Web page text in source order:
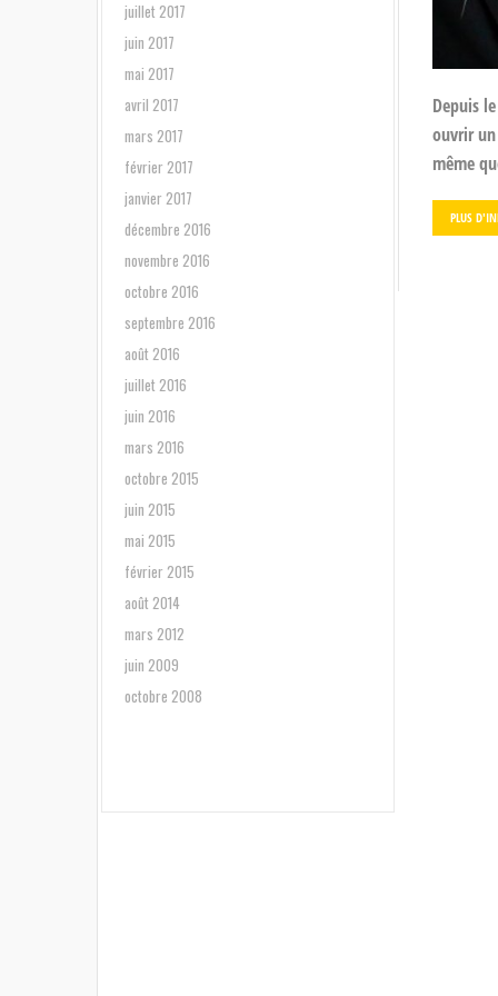
juillet 2017
juin 2017
mai 2017
avril 2017
mars 2017
février 2017
janvier 2017
décembre 2016
novembre 2016
octobre 2016
septembre 2016
août 2016
juillet 2016
juin 2016
mars 2016
octobre 2015
juin 2015
mai 2015
février 2015
août 2014
mars 2012
juin 2009
octobre 2008
Depuis
ouvrir un
même
PLUS